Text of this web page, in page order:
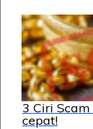
3 Ciri
cepat!